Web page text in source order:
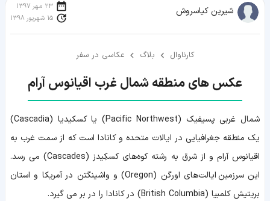
شیرین کیاسروش
23 مهر 1397
15 شهریور 1398
کارناوال بلاگ عکاسی در سفر
عکس های منطقه شمال غرب اقیانوس آرام
شمال غربی پسیفیک (Pacific Northwest) یا کسکیدیا (Cascadia)
یک منطقه جغرافیایی در ایالات متحده و کانادا است که از سمت غرب به
اقیانوس آرام و از شرق به رشته‌ کوه‌های کسکِیدز (Cascades) می رسد.
این سرزمین ایالت‌های اورگن (Oregon) و واشینگتن در آمریکا و استان
بریتیش کلمبیا (British Columbia) در کانادا را در بر می گیرد.